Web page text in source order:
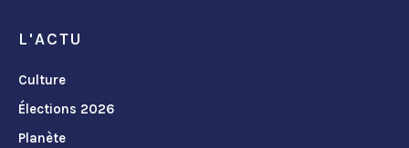
L'ACTU
Culture
Élections 2026
Planète